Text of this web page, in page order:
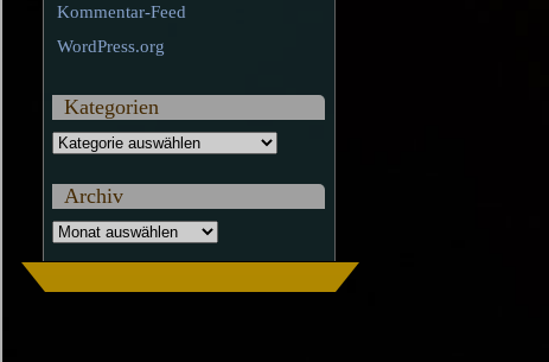
Kommentar-Feed
WordPress.org
Kategorien
Kategorien
Archiv
Archiv